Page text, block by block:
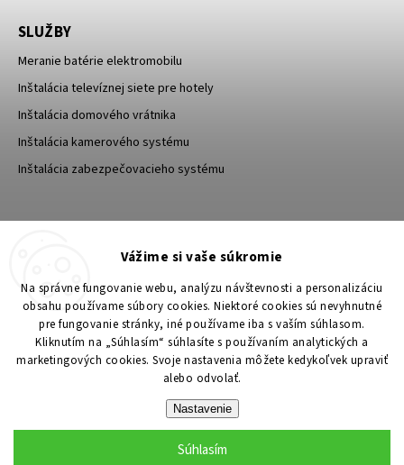
Vážime si vaše súkromie
Na správne fungovanie webu, analýzu návštevnosti a personalizáciu
obsahu používame súbory cookies. Niektoré cookies sú nevyhnutné
pre fungovanie stránky, iné používame iba s vaším súhlasom.
Kliknutím na „Súhlasím“ súhlasíte s používaním analytických a
marketingových cookies. Svoje nastavenia môžete kedykoľvek upraviť
alebo odvolať.
Nastavenie
Súhlasím
SLUŽBY
Meranie batérie elektromobilu
Inštalácia televíznej siete pre hotely
Inštalácia domového vrátnika
Inštalácia kamerového systému
Inštalácia zabezpečovacieho systému